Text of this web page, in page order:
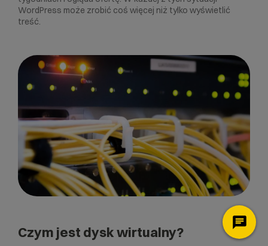
WordPress może zrobić coś więcej niż tylko wyświetlić
treść.
Czym jest dysk wirtualny?